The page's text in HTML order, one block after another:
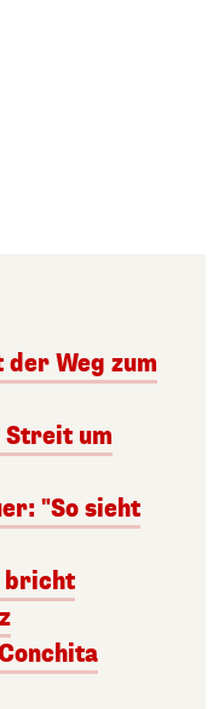
Weg zum
um
"So sieht
bricht